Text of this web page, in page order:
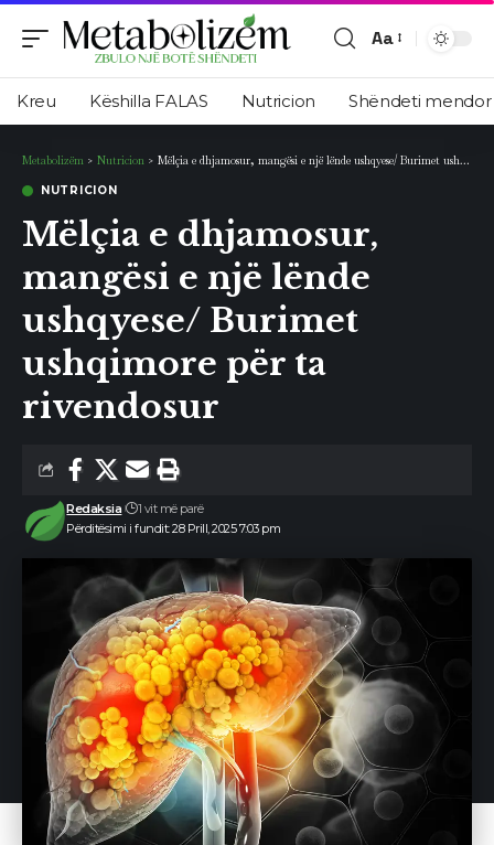
Ndryshimi
i
madhësisë
shkronjave
Aa
Kreu Këshilla FALAS Nutricion Shëndeti mendor
Metabolizëm > Nutricion > Mëlçia e dhjamosur, mangësi e një lënde ushqyese/ Burimet ushqimore për ta rivendosur
NUTRICION
Mëlçia e dhjamosur,
mangësi e një lënde
ushqyese/ Burimet
ushqimore për ta
rivendosur
Përditësimi i fundit: 28 Prill, 2025 7:03 pm
Redaksia 1 vit më parë